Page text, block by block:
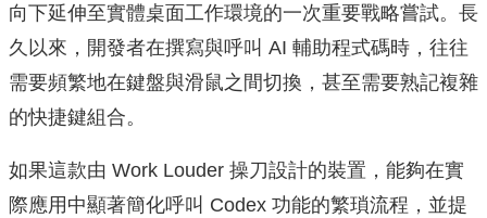
向下延伸至實體桌面工作環境的一次重要戰略嘗試。長
久以來，開發者在撰寫與呼叫 AI 輔助程式碼時，往往
需要頻繁地在鍵盤與滑鼠之間切換，甚至需要熟記複雜
的快捷鍵組合。
如果這款由 Work Louder 操刀設計的裝置，能夠在實
際應用中顯著簡化呼叫 Codex 功能的繁瑣流程，並提